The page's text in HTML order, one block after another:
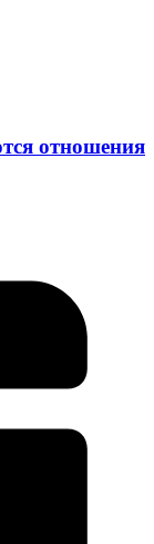
отношения